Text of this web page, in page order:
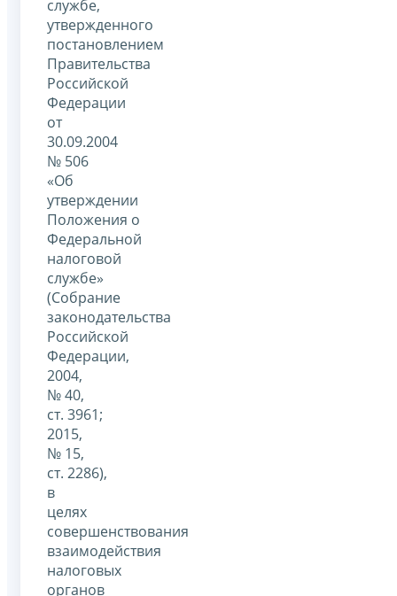
службе,
утвержденного
постановлением
Правительства
Российской
Федерации
от
30.09.2004
№ 506
«Об
утверждении
Положения о
Федеральной
налоговой
службе»
(Собрание
законодательства
Российской
Федерации,
2004,
№ 40,
ст. 3961;
2015,
№ 15,
ст. 2286),
в
целях
совершенствования
взаимодействия
налоговых
органов